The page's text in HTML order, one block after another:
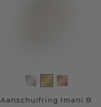
Aanschuifring Imani B